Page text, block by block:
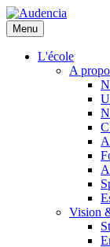
Aller
au
contenu
principal
Menu
L'école
A
Vision